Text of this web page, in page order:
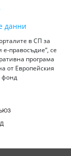
данни
в СП за
правосъдие“, се
програма
от Европейския
фонд